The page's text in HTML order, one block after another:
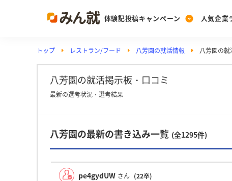
体験記投稿キャンペーン
Post
投稿する
人気企業
Ranking
ランキングを見る
Vote
投票する
PickUp
注目の企業特集
動画で知ろう！業界・
トップ レストラン/フード 八芳園の就活情報 八芳園の
八芳園の就活掲示板・口コミ
最新の選考状況・選考結果
八芳園の最新の書き込み一覧 (全1295件)
pe4gydUW さん (22卒)